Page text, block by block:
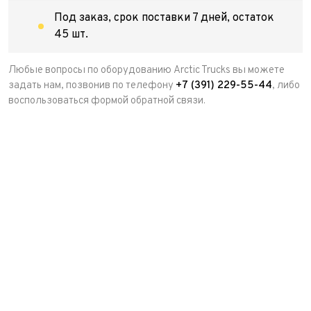
Под заказ, срок поставки 7 дней, остаток
45 шт.
Любые вопросы по оборудованию Arctic Trucks вы можете
задать нам, позвонив по телефону +7 (391) 229-55-44, либо
воспользоваться формой обратной связи.